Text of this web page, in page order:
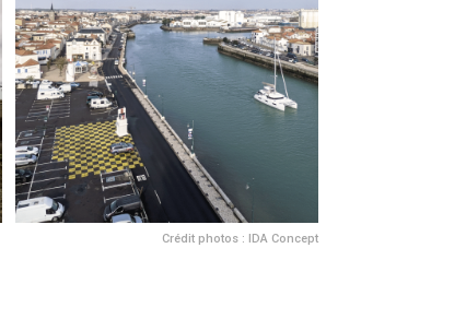
Crédit photos : IDA Concept